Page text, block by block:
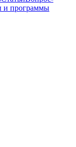
и программы